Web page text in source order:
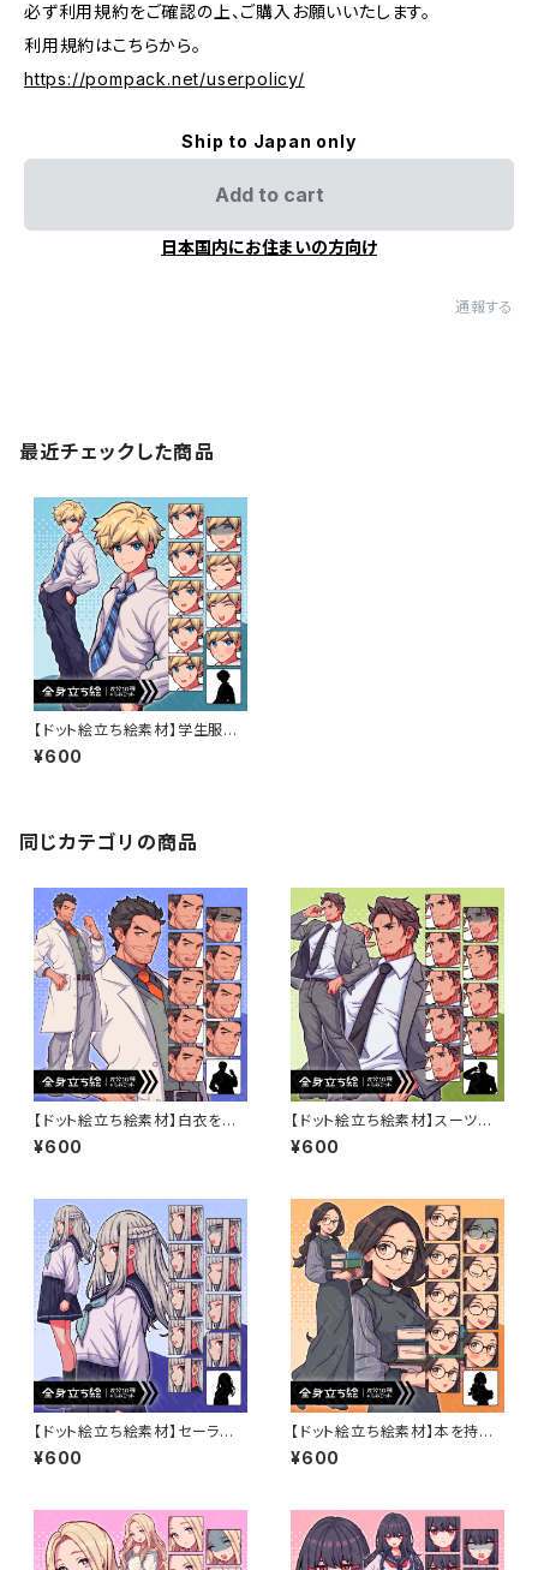
必ず利用規約をご確認の上、ご購入お願いいたします。
利用規約はこちらから。
https://pompack.net/userpolicy/
Ship to Japan only
Add to cart
日本国内にお住まいの方向け
通報する
最近チェックした商品
【ドット絵立ち絵素材】学生服を
着た金髪の男子中学生のイラス
ト・現代・10代・全身表情10種＋
¥600
同じカテゴリの商品
【ドット絵立ち絵素材】白衣を着
た髭を生やした黒髪男性キャラ
クターイラスト・医者・研究員・全
¥600
【ドット絵立ち絵素材】スーツを
着た茶髪の30〜40代男性のイ
ラスト・現代・教師・サラリーマ
¥600
【ドット絵立ち絵素材】セーラー
服を着た白髪ロングヘアのお嬢
様女子中学生のイラスト・現代・
¥600
【ドット絵立ち絵素材】本を持っ
た黒髪二つ結びの眼鏡女性キャ
ラクターイラスト・司書・店員・全
¥600